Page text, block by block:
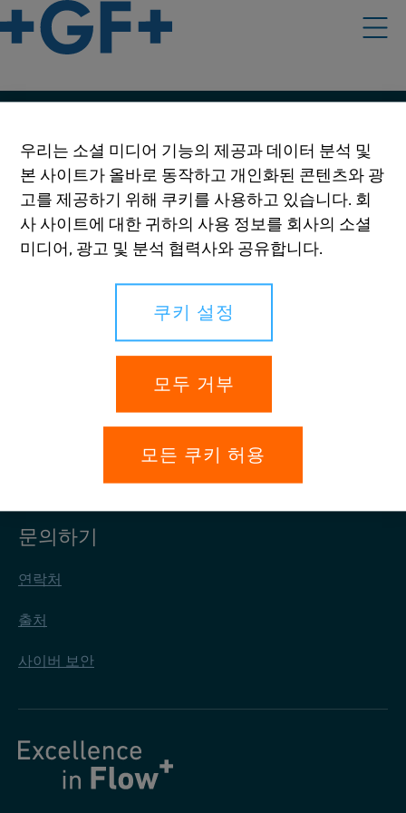
이용 약관
온라인 개인정보 보호 및 쿠키 정책
쿠키 설정
귀하의 권리
문의하기
연락처
출처
사이버 보안
우리는 소셜 미디어 기능의 제공과 데이터 분석 및
본 사이트가 올바로 동작하고 개인화된 콘텐츠와 광
고를 제공하기 위해 쿠키를 사용하고 있습니다. 회
사 사이트에 대한 귀하의 사용 정보를 회사의 소셜
미디어, 광고 및 분석 협력사와 공유합니다.
쿠키 설정
모두 거부
모든 쿠키 허용